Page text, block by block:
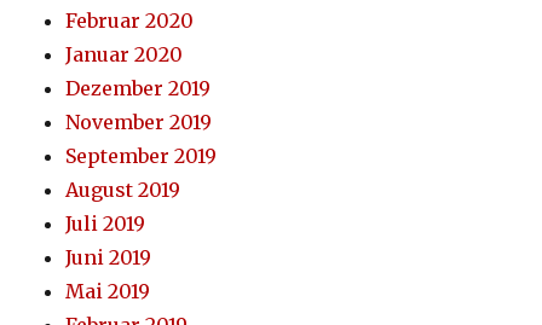
Februar 2020
Januar 2020
Dezember 2019
November 2019
September 2019
August 2019
Juli 2019
Juni 2019
Mai 2019